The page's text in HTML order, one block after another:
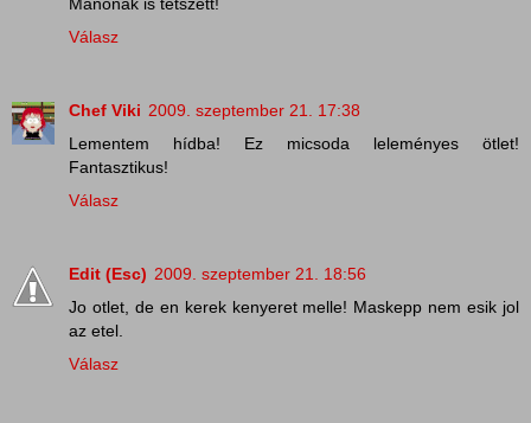
Válasz
Chef Viki 2009. szeptember 21. 17:38
Lementem hídba! Ez micsoda leleményes ötlet!
Fantasztikus!
Válasz
Edit (Esc) 2009. szeptember 21. 18:56
Jo otlet, de en kerek kenyeret melle! Maskepp nem esik jol
az etel.
Válasz